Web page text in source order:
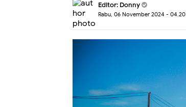
Editor: Donny
Rabu, 06 November 2024 - 04.20